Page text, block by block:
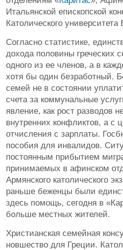
Итальянской епископской
Католического
Согласно статистике,
дохода половины греческих
одного из ее членов, а в
хотя бы один безработный.
семей не в состоянии
счета за коммунальные
явление, как рост разводов
внутренних конфликтов, а с
отчисления с зарплаты.
пособия для инвалидов.
постоянным прибытием
принимаемых в афинском
Армянского католического
раньше беженцы были
здесь помощь, сегодня в
больше местных жителей.
Христианская семейная
новшество для Греции.